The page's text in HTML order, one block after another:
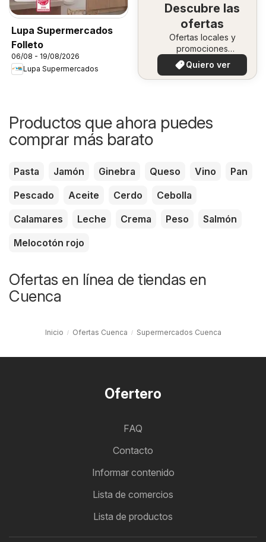
Lupa Supermercados
Folleto
06/08 - 19/08/2026
Lupa Supermercados
Descubre las
ofertas
Ofertas locales y
promociones
especiales.
Quiero ver
Productos que ahora puedes
comprar más barato
Pasta Jamón Ginebra Queso Vino
Pan
Pescado
Aceite Cerdo
Cebolla
Calamares
Leche Crema Peso
Salmón
Melocotón rojo
Ofertas en línea de tiendas en
Cuenca
Inicio Ofertas Cuenca Supermercados Cuenca
Ofertero
FAQ
Contacto
Informar contenido
Lista de comercios
Lista de productos